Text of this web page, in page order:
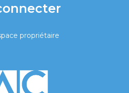
propriétaire